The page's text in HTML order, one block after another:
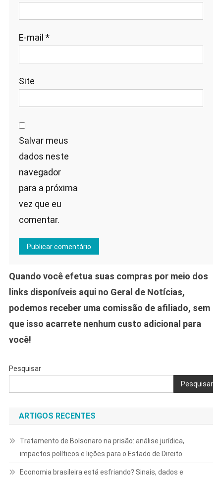
E-mail *
Site
Salvar meus
dados neste
navegador
para a próxima
vez que eu
comentar.
Quando você efetua suas compras por meio dos
links disponíveis aqui no Geral de Notícias,
podemos receber uma comissão de afiliado, sem
que isso acarrete nenhum custo adicional para
você!
Pesquisar
Pesquisar
ARTIGOS RECENTES
Tratamento de Bolsonaro na prisão: análise jurídica,
impactos políticos e lições para o Estado de Direito
Economia brasileira está esfriando? Sinais, dados e